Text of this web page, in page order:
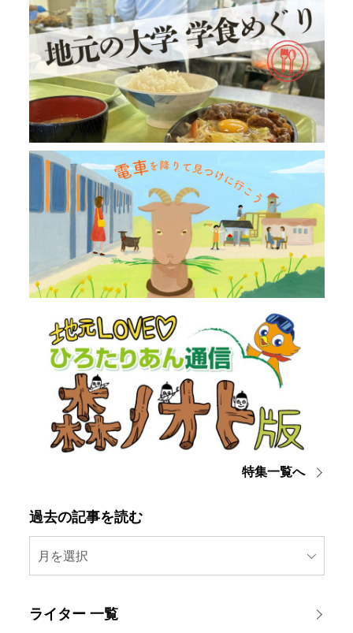
特集一覧へ
過去の記事を読む
月を選択
ライター 一覧